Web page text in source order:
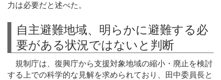
力は必要だと述べた。
自主避難地域、明らかに避難する必
要がある状況ではないと判断
規制庁は、復興庁から支援対象地域の縮小・廃止を検討
する上での科学的な見解を求められており、田中委員長と